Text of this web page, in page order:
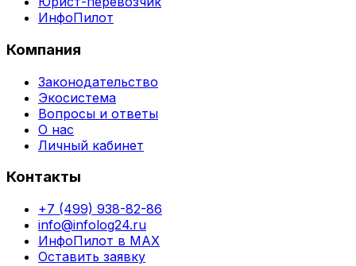
ИнфоПилот
Компания
Законодательство
Экосистема
Вопросы и ответы
О нас
Личный кабинет
Контакты
+7 (499) 938-82-86
info@infolog24.ru
ИнфоПилот в MAX
Оставить заявку